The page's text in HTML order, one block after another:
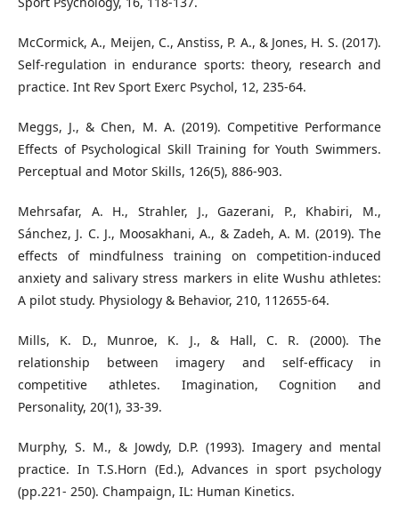
McCormick, A., Meijen, C., Anstiss, P. A., & Jones, H. S. (2017).
Self-regulation in endurance sports: theory, research and
practice. Int Rev Sport Exerc Psychol, 12, 235-64.
Meggs, J., & Chen, M. A. (2019). Competitive Performance
Effects of Psychological Skill Training for Youth Swimmers.
Perceptual and Motor Skills, 126(5), 886-903.
Mehrsafar, A. H., Strahler, J., Gazerani, P., Khabiri, M.,
Sánchez, J. C. J., Moosakhani, A., & Zadeh, A. M. (2019). The
effects of mindfulness training on competition-induced
anxiety and salivary stress markers in elite Wushu athletes:
A pilot study. Physiology & Behavior, 210, 112655-64.
Mills, K. D., Munroe, K. J., & Hall, C. R. (2000). The
relationship between imagery and self-efficacy in
competitive athletes. Imagination, Cognition and
Personality, 20(1), 33-39.
Murphy, S. M., & Jowdy, D.P. (1993). Imagery and mental
practice. In T.S.Horn (Ed.), Advances in sport psychology
(pp.221- 250). Champaign, IL: Human Kinetics.